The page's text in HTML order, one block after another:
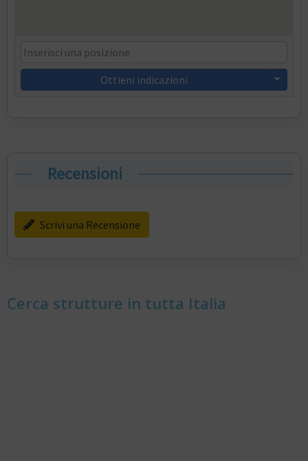
Ottieni indicazioni
Recensioni
Scrivi una Recensione
Cerca strutture in tutta Italia